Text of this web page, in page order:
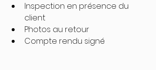
Inspection en présence du
client
Photos au retour
Compte rendu signé